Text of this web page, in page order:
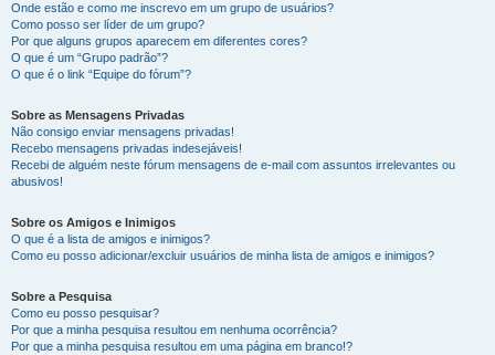
Onde estão e como me inscrevo em um grupo de usuários?
Como posso ser líder de um grupo?
Por que alguns grupos aparecem em diferentes cores?
O que é um “Grupo padrão”?
O que é o link “Equipe do fórum”?
Sobre as Mensagens Privadas
Não consigo enviar mensagens privadas!
Recebo mensagens privadas indesejáveis!
Recebi de alguém neste fórum mensagens de e-mail com assuntos irrelevantes ou
abusivos!
Sobre os Amigos e Inimigos
O que é a lista de amigos e inimigos?
Como eu posso adicionar/excluir usuários de minha lista de amigos e inimigos?
Sobre a Pesquisa
Como eu posso pesquisar?
Por que a minha pesquisa resultou em nenhuma ocorrência?
Por que a minha pesquisa resultou em uma página em branco!?